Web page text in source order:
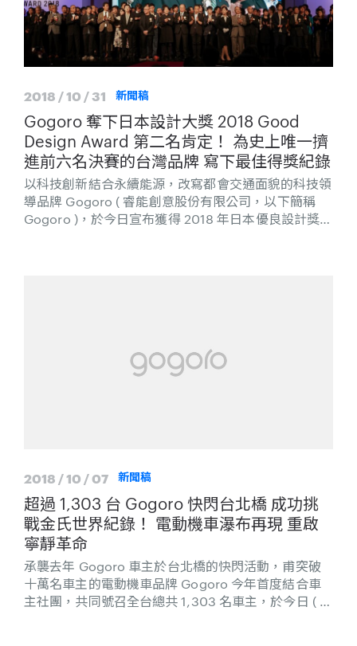
2018 / 10 / 31 新聞稿
Gogoro 奪下日本設計大獎 2018 Good
Design Award 第二名肯定！ 為史上唯一擠
進前六名決賽的台灣品牌 寫下最佳得獎紀錄
以科技創新結合永續能源，改寫都會交通面貌的科技領
導品牌 Gogoro ( 睿能創意股份有限公司，以下簡稱
Gogoro )，於今日宣布獲得 2018 年日本優良設計獎
2018 / 10 / 07 新聞稿
超過 1,303 台 Gogoro 快閃台北橋 成功挑
戰金氏世界紀錄！ 電動機車瀑布再現 重啟
寧靜革命
承襲去年 Gogoro 車主於台北橋的快閃活動，甫突破
十萬名車主的電動機車品牌 Gogoro 今年首度結合車
主社團，共同號召全台總共 1,303 名車主，於今日 ( 7